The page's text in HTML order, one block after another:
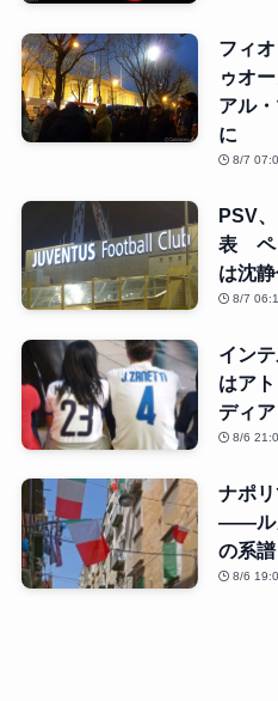
フィ
ゥオ
アル
に
8/7
PSV
表 ペ
は沈静
8/7
イン
はア
ディ
8/6
ナポ
――ル
の系譜
8/6